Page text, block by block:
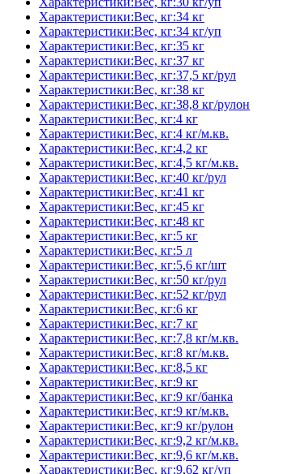
Характеристики:Вес, кг:34 кг
Характеристики:Вес, кг:34 кг/уп
Характеристики:Вес, кг:35 кг
Характеристики:Вес, кг:37 кг
Характеристики:Вес, кг:37,5 кг/рул
Характеристики:Вес, кг:38 кг
Характеристики:Вес, кг:38,8 кг/рулон
Характеристики:Вес, кг:4 кг
Характеристики:Вес, кг:4 кг/м.кв.
Характеристики:Вес, кг:4,2 кг
Характеристики:Вес, кг:4,5 кг/м.кв.
Характеристики:Вес, кг:40 кг/рул
Характеристики:Вес, кг:41 кг
Характеристики:Вес, кг:45 кг
Характеристики:Вес, кг:48 кг
Характеристики:Вес, кг:5 кг
Характеристики:Вес, кг:5 л
Характеристики:Вес, кг:5,6 кг/шт
Характеристики:Вес, кг:50 кг/рул
Характеристики:Вес, кг:52 кг/рул
Характеристики:Вес, кг:6 кг
Характеристики:Вес, кг:7 кг
Характеристики:Вес, кг:7,8 кг/м.кв.
Характеристики:Вес, кг:8 кг/м.кв.
Характеристики:Вес, кг:8,5 кг
Характеристики:Вес, кг:9 кг
Характеристики:Вес, кг:9 кг/банка
Характеристики:Вес, кг:9 кг/м.кв.
Характеристики:Вес, кг:9 кг/рулон
Характеристики:Вес, кг:9,2 кг/м.кв.
Характеристики:Вес, кг:9,6 кг/м.кв.
Характеристики:Вес, кг:9,62 кг/уп